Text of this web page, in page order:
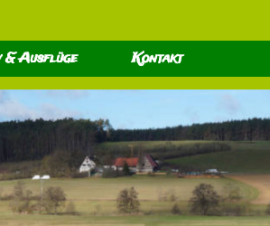
& Ausflüge Kontakt